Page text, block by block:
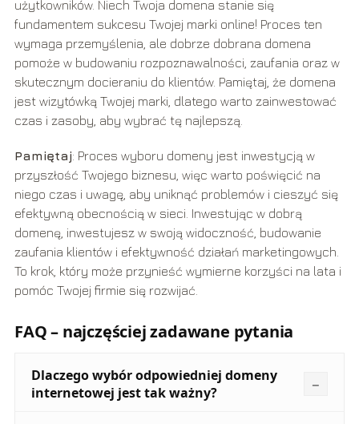
użytkowników. Niech Twoja domena stanie się
fundamentem sukcesu Twojej marki online! Proces ten
wymaga przemyślenia, ale dobrze dobrana domena
pomoże w budowaniu rozpoznawalności, zaufania oraz w
skutecznym docieraniu do klientów. Pamiętaj, że domena
jest wizytówką Twojej marki, dlatego warto zainwestować
czas i zasoby, aby wybrać tę najlepszą.
Pamiętaj: Proces wyboru domeny jest inwestycją w
przyszłość Twojego biznesu, więc warto poświęcić na
niego czas i uwagę, aby uniknąć problemów i cieszyć się
efektywną obecnością w sieci. Inwestując w dobrą
domenę, inwestujesz w swoją widoczność, budowanie
zaufania klientów i efektywność działań marketingowych.
To krok, który może przynieść wymierne korzyści na lata i
pomóc Twojej firmie się rozwijać.
FAQ – najczęściej zadawane pytania
Dlaczego wybór odpowiedniej domeny
internetowej jest tak ważny?